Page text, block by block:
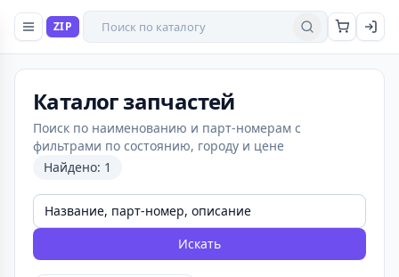
ZIP Поиск товаров
Найти
Каталог запчастей
Поиск по наименованию и парт-номерам с
фильтрами по состоянию, городу и цене
Найдено: 1
Искать